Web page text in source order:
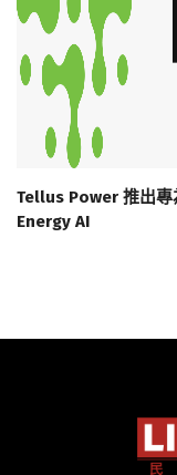
Tellus Power 推出專
Energy AI